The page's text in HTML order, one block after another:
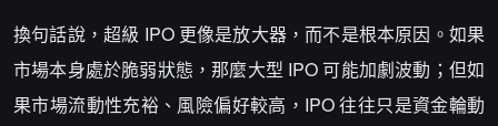
換句話說，超級 IPO 更像是放大器，而不是根本原因。如果
市場本身處於脆弱狀態，那麼大型 IPO 可能加劇波動；但如
果市場流動性充裕、風險偏好較高，IPO 往往只是資金輪動